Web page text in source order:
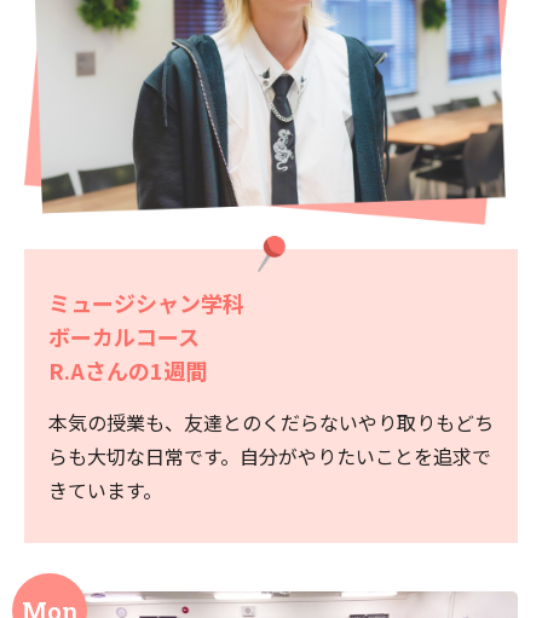
ミュージシャン学科
ボーカルコース
R.Aさんの1週間
本気の授業も、友達とのくだらないやり取りもどち
らも大切な日常です。自分がやりたいことを追求で
きています。